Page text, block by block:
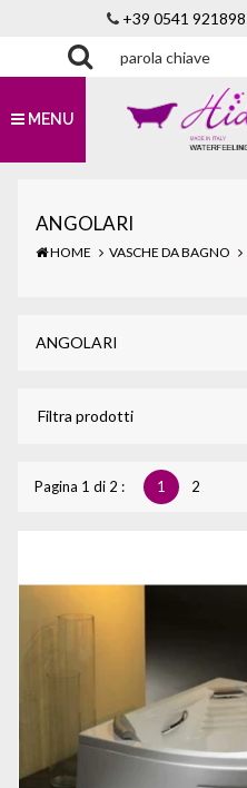
+39 0541 921898
MENU
ANGOLARI
HOME VASCHE DA BAGNO
ANGOLARI
Filtra prodotti
Pagina 1 di 2 : 1 2